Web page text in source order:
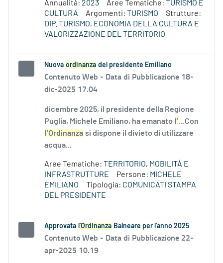
Annualità: 2023 Aree Tematiche: TURISMO E
CULTURA
Argomenti: TURISMO
Strutture:
DIP. TURISMO, ECONOMIA DELLA CULTURA E
VALORIZZAZIONE DEL TERRITORIO
Nuova ordinanza del presidente Emiliano
Contenuto Web - Data di Pubblicazione 18-
dic-2025 17.04
dicembre 2025, il presidente della Regione
Puglia, Michele Emiliano, ha emanato l’...Con
l’Ordinanza si dispone il divieto di utilizzare
acqua...
Aree Tematiche: TERRITORIO, MOBILITÀ E
INFRASTRUTTURE
Persone: MICHELE
EMILIANO
Tipologia: COMUNICATI STAMPA
DEL PRESIDENTE
Approvata l'Ordinanza Balneare per l'anno 2025
Contenuto Web - Data di Pubblicazione 22-
apr-2025 10.19